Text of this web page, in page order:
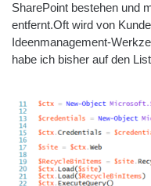
SharePoint bestehen und
entfernt.Oft wird von
Ideenmanagement-
habe ich bisher auf den